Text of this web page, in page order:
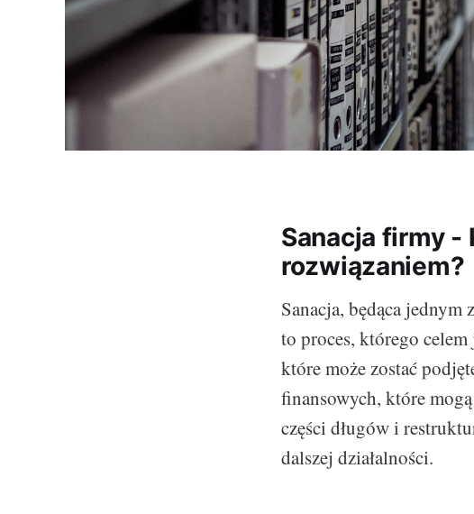
Sanacja firmy
rozwiązaniem?
Sanacja, będąca jednym
to proces, którego
które może zostać
finansowych, które
części długów i
dalszej działalności.